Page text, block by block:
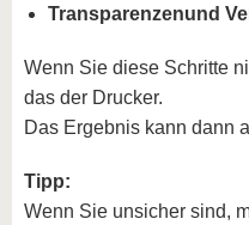
Transparenzenund
Wenn Sie diese Schritte
das der Drucker.
Das Ergebnis kann dann
Tipp:
Wenn Sie unsicher sind,